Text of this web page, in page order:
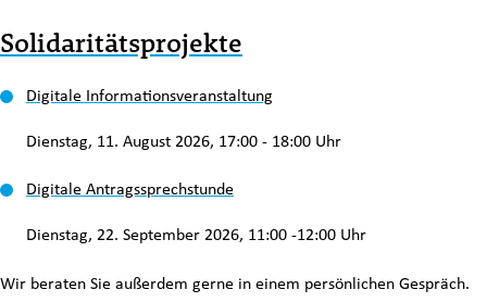
Solidaritätsprojekte
Digitale Informationsveranstaltung
Dienstag, 11. August 2026, 17:00 - 18:00 Uhr
Digitale Antragssprechstunde
Dienstag, 22. September 2026, 11:00 -12:00 Uhr
Wir beraten Sie außerdem gerne in einem persönlichen Gespräch.